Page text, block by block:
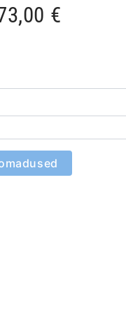
€
kuni
73,00 €